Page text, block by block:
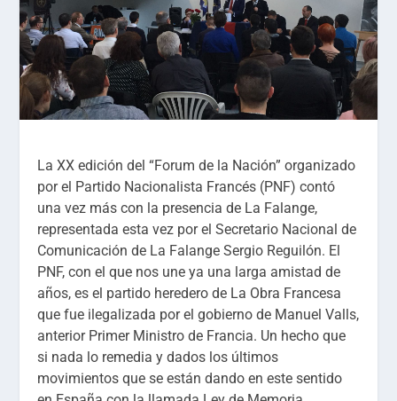
La XX edición del “Forum de la Nación” organizado
por el Partido Nacionalista Francés (PNF) contó
una vez más con la presencia de La Falange,
representada esta vez por el Secretario Nacional de
Comunicación de La Falange Sergio Reguilón. El
PNF, con el que nos une ya una larga amistad de
años, es el partido heredero de La Obra Francesa
que fue ilegalizada por el gobierno de Manuel Valls,
anterior Primer Ministro de Francia. Un hecho que
si nada lo remedia y dados los últimos
movimientos que se están dando en este sentido